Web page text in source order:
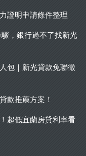
證明申請條件整理
，銀行過不了找新光
包｜新光貸款免聯徵
款推薦方案！
超低宜蘭房貸利率看